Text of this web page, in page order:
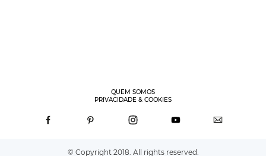
QUEM SOMOS
PRIVACIDADE & COOKIES
© Copyright 2018. All rights reserved.